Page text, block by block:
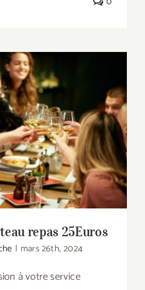
repas 25Euros
repas 25Euros
| mars 26th, 2024
à votre service